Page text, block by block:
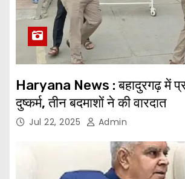
Haryana News : बहादुरगढ़ में
दुष्कर्म, तीन बदमाशों ने की वारदात
Jul 22, 2025 Admin